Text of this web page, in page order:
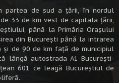
partea de sud a ţării, în nordul
33 de km vest de capitala țării,
până la Primăria Orașului
din București până la intrarea
şi de 90 de km faţă de municipiul
lângă autostrada A1 Bucureşti-
601 ce leagă Bucureştiul de